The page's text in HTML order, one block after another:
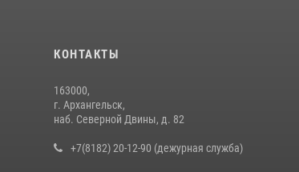
КОНТАКТЫ
163000,
г. Архангельск,
наб. Северной Двины, д. 82
+7(8182) 20-12-90 (дежурная служба)